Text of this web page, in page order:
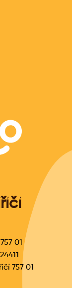
01
757 01